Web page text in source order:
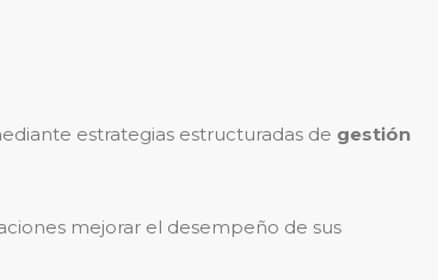
estrategias estructuradas de gestión
mejorar el desempeño de sus